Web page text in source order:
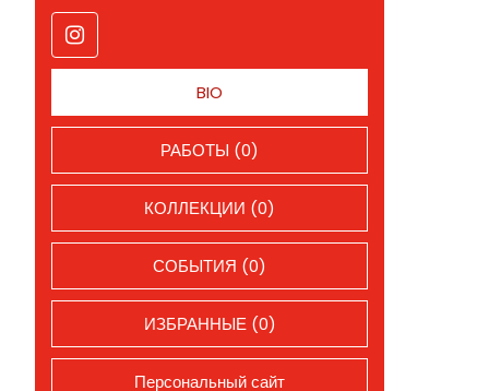
BIO
РАБОТЫ (0)
КОЛЛЕКЦИИ (0)
СОБЫТИЯ (0)
ИЗБРАННЫЕ (0)
Персональный сайт